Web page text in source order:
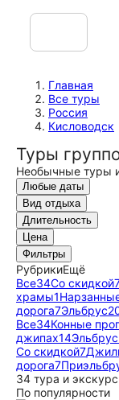
Главная
Все туры
Россия
Кисловодск
Туры
Необычные туры
Любые даты
Вид отдыха
Длительность
Цена
Фильтры
РубрикиЕщё
Все34Со скидкой
храмы1
дорога7Эльбрус
Все34Конные
джипах14Эльбрус
Со скидкой7
дорога7
34 тура и
По популярности